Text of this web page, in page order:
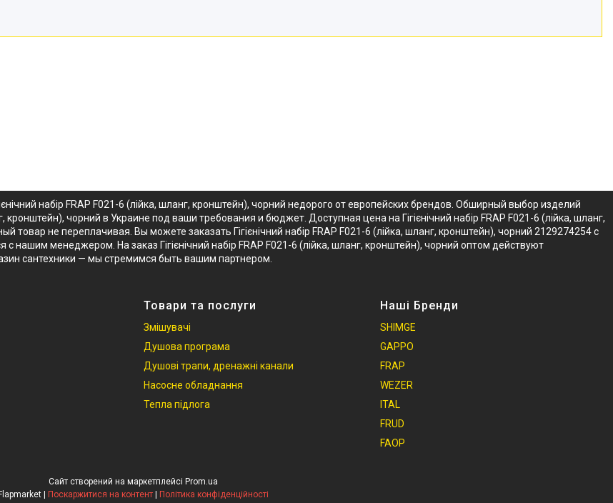
набір FRAP F021-6 (лійка, шланг, кронштейн), чорний недорого от европейских брендов. Обширный выбор изделий
кронштейн), чорний в Украине под ваши требования и бюджет. Доступная цена на Гігієнічний набір FRAP F021-6 (лійка, шланг,
товар не переплачивая. Вы можете заказать Гігієнічний набір FRAP F021-6 (лійка, шланг, кронштейн), чорний 2129274254 с
нашим менеджером. На заказ Гігієнічний набір FRAP F021-6 (лійка, шланг, кронштейн), чорний оптом действуют
сантехники — мы стремимся быть вашим партнером.
Товари та послуги
Змішувачі
Душова програма
Душові трапи, дренажні канали
Насосне обладнання
Тепла підлога
Наші Бренди
SHIMGE
GAPPO
FRAP
WEZER
ITAL
FRUD
FAOP
Сайт створений на маркетплейсі Prom.ua
Поскаржитися на контент Політика конфіденційності